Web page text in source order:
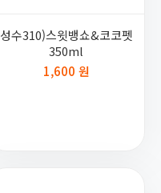
성수310)스윗뱅쇼&코코펫
350ml
1,600 원